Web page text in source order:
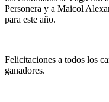
Personera y a Maicol
para este año.
Felicitaciones a todos los
ganadores.